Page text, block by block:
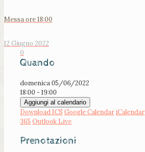
Messa ore 18:00
12 Giugno 2022
0
Quando
domenica 05/06/2022
18:00 - 19:00
Aggiungi al calendario
Download ICS Google Calendar iCalendar
365 Outlook Live
Prenotazioni